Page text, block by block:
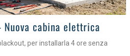
Nuova cabina elettrica
per installarla 4 ore senza